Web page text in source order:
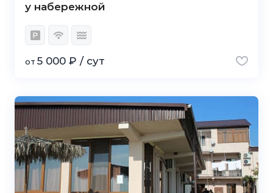
у набережной
от 5 000 ₽ / сут